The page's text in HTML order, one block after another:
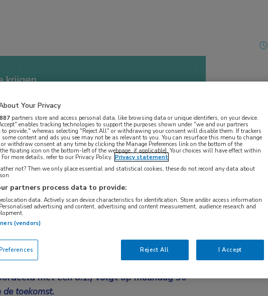
krijgen.
uitzending live plaats gevonden.
demand bekijken wanneer het u uitkomt.
met een 8.1!) volgt op maandag 30
de toekomst.
Your Privacy
887 partners store and access personal data, like browsing data or unique identifiers, on your device.
enables tracking technologies to support the purposes shown under "we and our partners
to provide," whereas selecting "Reject All" or withdrawing your consent will disable them. If trackers
some content and ads you see may not be as relevant to you. You can resurface this menu to change
or withdraw consent at any time by clicking the Manage Preferences link on the bottom of the
floating icon on the bottom-left of the webpage, if applicable]. Your choices will have effect within
more details, refer to our Privacy Policy. Privacy statement
not? Then we only place essential and statistical cookies, these do not record any data about
partners process data to provide:
data. Actively scan device characteristics for identification. Store and/or access information
advertising and content, advertising and content measurement, audience research and
(vendors)
Reject All I Accept